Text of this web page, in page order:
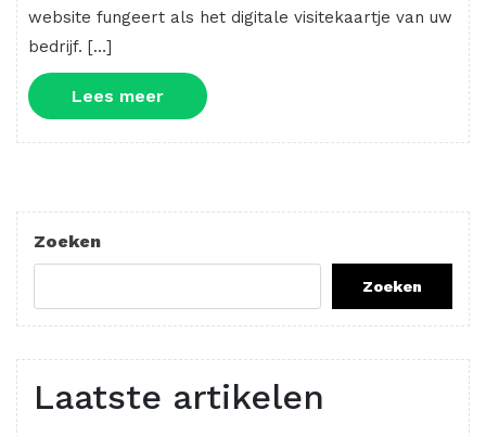
website fungeert als het digitale visitekaartje van uw
bedrijf. […]
Lees meerLees
meer
Zoeken
Zoeken
Laatste artikelen